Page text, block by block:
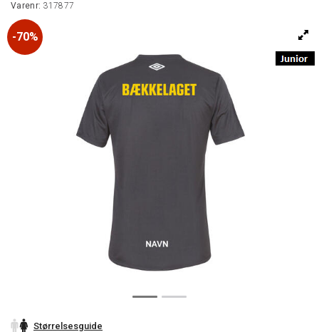
Varenr: 317877
70%
Størrelsesguide